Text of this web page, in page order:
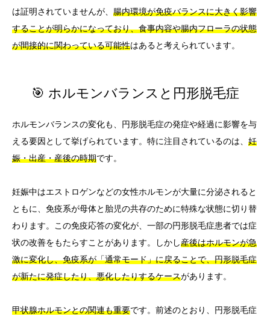
は証明されていませんが、 腸内環境が免疫バランスに大きく影響
することが明らかになっており、食事内容や腸内フローラの状態
が間接的に関わっている可能性はあると考えられています。
🎯 ホルモンバランスと円形脱毛症
ホルモンバランスの変化も、円形脱毛症の発症や経過に影響を与
える要因として挙げられています。特に注目されているのは、 妊
娠・出産・産後の時期です。
妊娠中はエストロゲンなどの女性ホルモンが大量に分泌されると
ともに、免疫系が母体と胎児の共存のために特殊な状態に切り替
わります。この免疫応答の変化が、一部の円形脱毛症患者では症
状の改善をもたらすことがあります。しかし産後はホルモンが急
激に変化し、免疫系が「通常モード」に戻ることで、円形脱毛症
が新たに発症したり、悪化したりするケースがあります。
甲状腺ホルモンとの関連も重要です。前述のとおり、円形脱毛症